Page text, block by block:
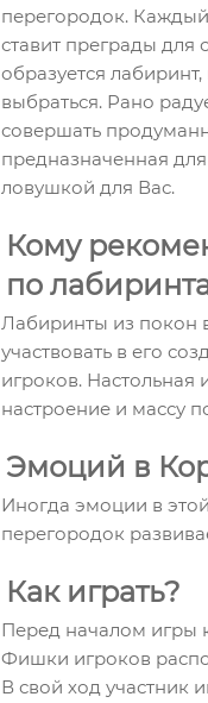
перегородок.
ставит преграды для
образуется
выбраться. Рано
совершать
предназначенная
ловушкой для Вас.
Кому
по
Лабиринты из покон
участвовать в его
игроков.
настроение и массу
Эмоций в
Иногда эмоции в
перегородок
Как играть?
Перед началом игры
Фишки игроков
В свой ход участник